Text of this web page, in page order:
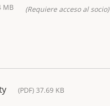
MB (Requiere acceso al socio)
(PDF) 37.69 KB